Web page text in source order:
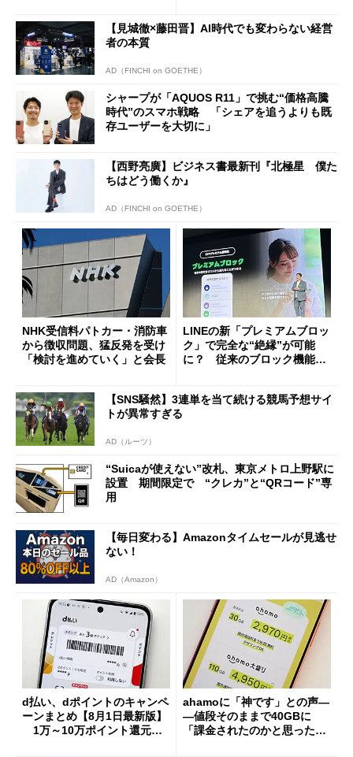
【見城徹×藤田晋】AI時代でも変わらない経営
者の本質
AD（FINCHI on GOETHE）
シャープが「AQUOS R11」で挑む“価格高騰
時代”のスマホ戦略 「シェアを追うよりも既
存ユーザーを大切に」
【西野亮廣】ビジネス書最新刊『北極星 僕た
ちはどう働くか』
AD（FINCHI on GOETHE）
NHK受信料パトカー・消防車
から徴収問題、猛反発を受け
「検討を進めていく」と会長
LINEの新「プレミアムブロッ
ク」で完全な“絶縁”が可能
に？ 従来のブロック機能と
【SNS騒然】3連単を当て続ける競馬予想サイ
トが異常すぎる
AD（ルーツ）
“Suicaが使えない”改札、東京メトロ上野駅に
設置 期間限定で “クレカ”と“QRコード”専
用
【毎日変わる】Amazonタイムセールが見逃せ
ない！
AD（Amazon）
d払い、dポイントのキャンペ
ーンまとめ【8月1日最新版】
1万～10万ポイント還元の
ahamoに「神です」との声―
―値段そのままで40GBに
「課金されたのかと思った」